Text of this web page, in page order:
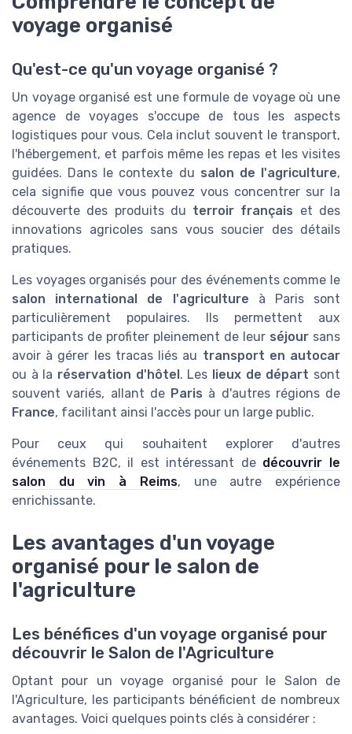
voyage organisé
Qu'est-ce qu'un voyage organisé ?
Un voyage organisé est une formule de voyage où une
agence de voyages s'occupe de tous les aspects
logistiques pour vous. Cela inclut souvent le transport,
l'hébergement, et parfois même les repas et les visites
guidées. Dans le contexte du salon de l'agriculture,
cela signifie que vous pouvez vous concentrer sur la
découverte des produits du terroir français et des
innovations agricoles sans vous soucier des détails
pratiques.
Les voyages organisés pour des événements comme le
salon international de l'agriculture à Paris sont
particulièrement populaires. Ils permettent aux
participants de profiter pleinement de leur séjour sans
avoir à gérer les tracas liés au transport en autocar
ou à la réservation d'hôtel. Les lieux de départ sont
souvent variés, allant de Paris à d'autres régions de
France, facilitant ainsi l'accès pour un large public.
Pour ceux qui souhaitent explorer d'autres
événements B2C, il est intéressant de découvrir le
salon du vin à Reims, une autre expérience
enrichissante.
Les avantages d'un voyage
organisé pour le salon de
l'agriculture
Les bénéfices d'un voyage organisé pour
découvrir le Salon de l'Agriculture
Optant pour un voyage organisé pour le Salon de
l'Agriculture, les participants bénéficient de nombreux
avantages. Voici quelques points clés à considérer :